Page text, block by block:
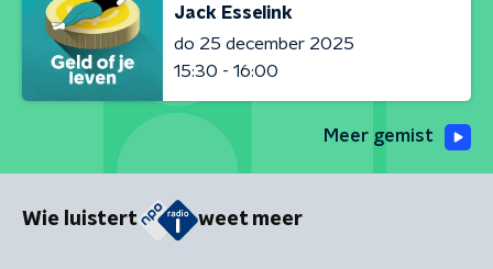
Jack Esselink
do 25 december 2025
15:30 - 16:00
Meer gemist
Wie luistert weet meer